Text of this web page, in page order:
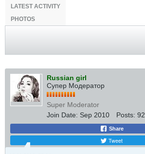
LATEST ACTIVITY
PHOTOS
Russian girl
Супер Модератор
Super Moderator
Join Date: Sep 2010 Posts: 92
Share
Tweet